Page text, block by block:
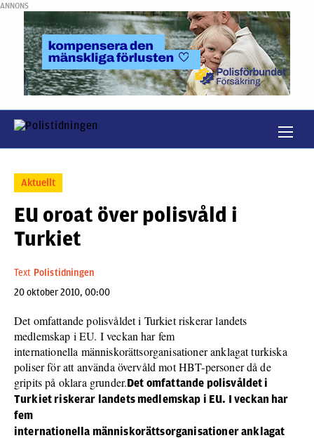
ANNONS
Aktuellt
EU oroat över polisvåld i
Turkiet
Text Polistidningen
20 oktober 2010, 00:00
Det omfattande polisvåldet i Turkiet riskerar landets
medlemskap i EU. I veckan har fem
internationella människorättsorganisationer anklagat turkiska
poliser för att använda övervåld mot HBT-personer då de
gripits på oklara grunder.Det omfattande polisvåldet i
Turkiet riskerar landets medlemskap i EU. I veckan har
fem
internationella människorättsorganisationer anklagat